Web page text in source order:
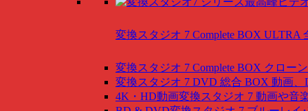
変換スタジオ 7 Complete BOX ULTRA
変換スタジオ 7 Complete BOX クロー
変換スタジオ 7 DVD 総合 BOX 動画、
4K・HD動画変換スタジオ 7 動画や音